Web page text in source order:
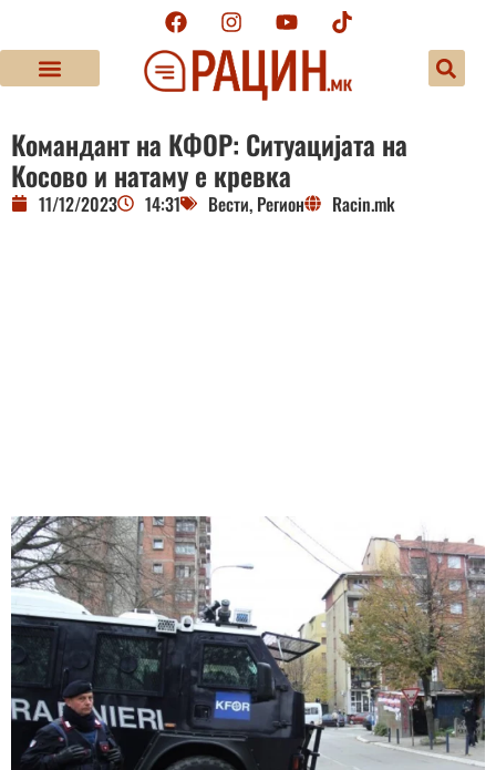
Командант на КФОР: Ситуацијата на
Косово и натаму е кревка
11/12/2023 14:31 Вести, Регион Racin.mk